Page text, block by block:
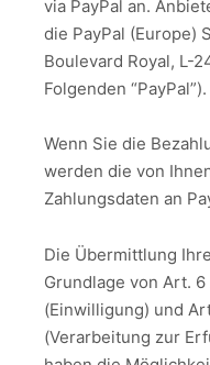
via PayPal an.
die PayPal (Europe)
Boulevard Royal, L-
Folgenden “PayPal”).
Wenn Sie die
werden die von
Zahlungsdaten an
Die Übermittlung
Grundlage von Art. 6
(Einwilligung) und
(Verarbeitung zur